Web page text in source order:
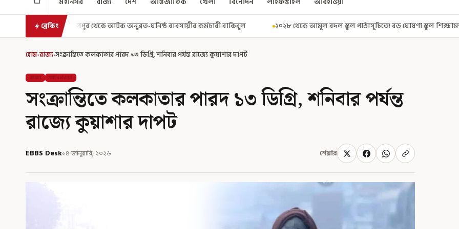
ব্রেকিং
আটক অনুব্রত-ঘনিষ্ঠ ব্যবসায়ীর কর্মচারী রাকিবুল ২০২৮ থেকে আমূল বদল স্কুল পাঠ্যসূচিতে! বড় ঘোষণা স্কুল শিক্ষামন্ত্রীর মুখ্যমন্ত্রীর
হোম›রাজ্য›সংক্রান্তিতে কলকাতার পারদ ১৩ ডিগ্রি, শনিবার পর্যন্ত রাজ্যে কুয়াশার দাপট
রাজ্য আবহাওয়া
সংক্রান্তিতে কলকাতার পারদ ১৩ ডিগ্রি, শনিবার পর্যন্ত
রাজ্যে কুয়াশার দাপট
EBBS Desk১৪ জানুয়ারি, ২০২৬ শেয়ার